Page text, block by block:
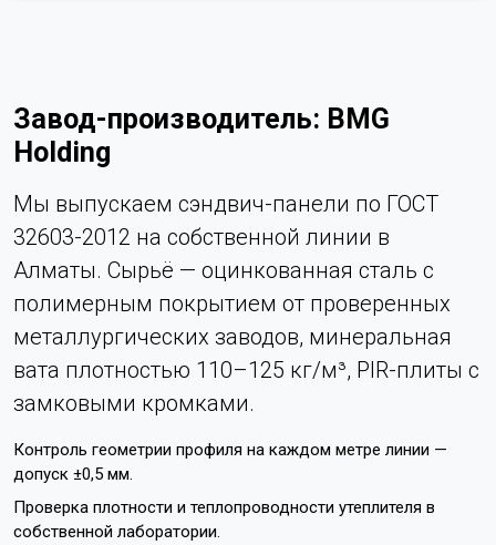
Завод-производитель: BMG
Holding
Мы выпускаем сэндвич-панели по ГОСТ
32603-2012 на собственной линии в
Алматы. Сырьё — оцинкованная сталь с
полимерным покрытием от проверенных
металлургических заводов, минеральная
вата плотностью 110–125 кг/м³, PIR-плиты с
замковыми кромками.
Контроль геометрии профиля на каждом метре линии —
допуск ±0,5 мм.
Проверка плотности и теплопроводности утеплителя в
собственной лаборатории.